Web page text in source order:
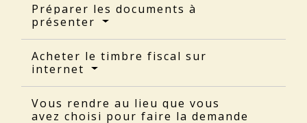
Préparer les documents à
présenter
Acheter le timbre fiscal sur
internet
Vous rendre au lieu que vous
avez choisi pour faire la demande